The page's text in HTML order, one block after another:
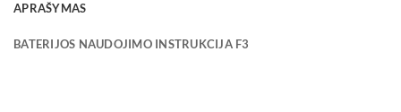
APRAŠYMAS
BATERIJOS NAUDOJIMO INSTRUKCIJA F3